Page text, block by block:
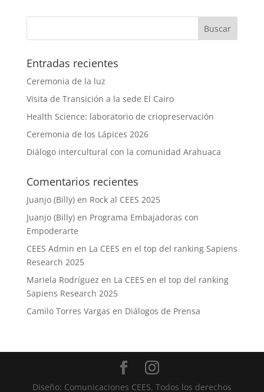
Entradas recientes
Ceremonia de la luz
Visita de Transición a la sede El Cairo
Health Science: laboratorio de criopreservación
Ceremonia de los Lápices 2026
Diálogo intercultural con la comunidad Arahuaca
Comentarios recientes
Juanjo (Billy)en Rock al CEES 2025
Juanjo (Billy)en Programa Embajadoras con
Empoderarte
CEES Admin en La CEES en el top del ranking Sapiens
Research 2025
Mariela Rodríguez en La CEES en el top del ranking
Sapiens Research 2025
Camilo Torres Vargas en Diálogos de Prensa
Diseño: Comunicaciones CEES. Todos los derechos